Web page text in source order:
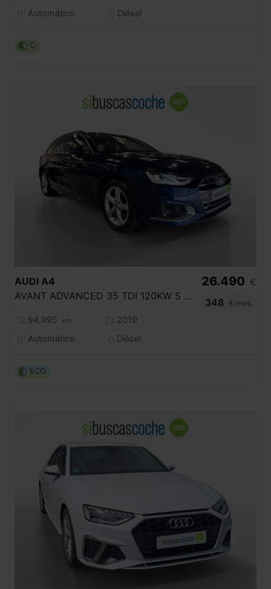
Automático
Diésel
C
AUDI A4
AVANT ADVANCED 35 TDI 120KW S TRONIC
94.995 km
2019
Automático
Diésel
26.490 €
348
€/mes
ECO